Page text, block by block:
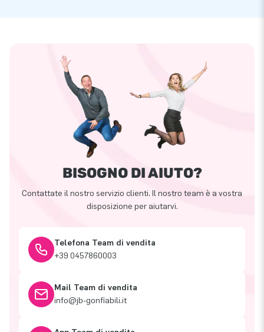
BISOGNO DI AIUTO?
Contattate il nostro servizio clienti. Il nostro team è a vostra
disposizione per aiutarvi.
Telefona Team di vendita
+39 0457860003
Mail Team di vendita
info@jb-gonfiabili.it